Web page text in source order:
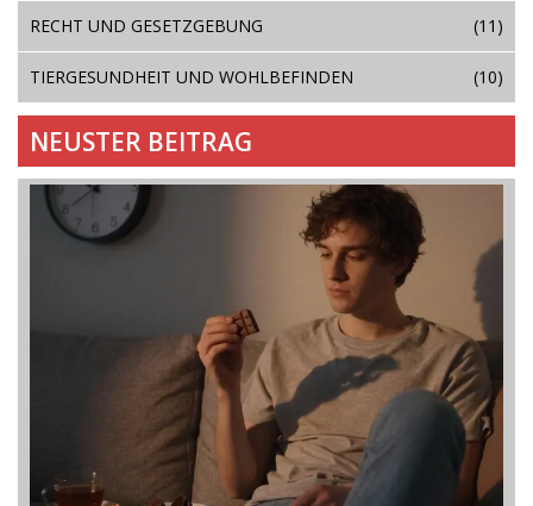
RECHT UND GESETZGEBUNG (11)
TIERGESUNDHEIT UND WOHLBEFINDEN (10)
NEUSTER BEITRAG